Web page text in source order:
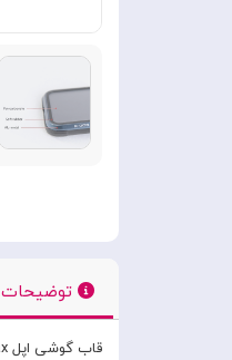
توضیحات
قاب گوشی اپل Apple Iphone 13 Pro Max مدل K-DOO Ares